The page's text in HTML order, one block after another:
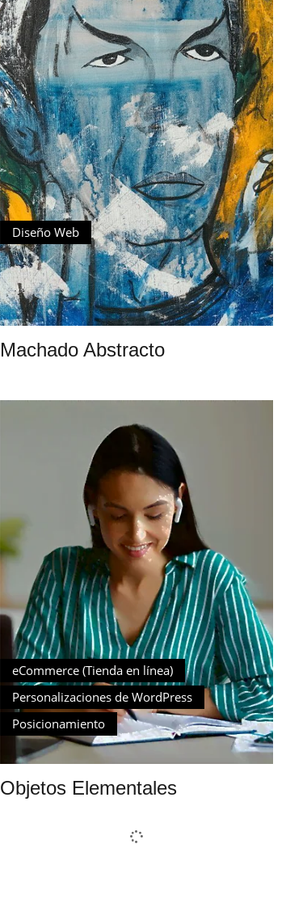
Diseño Web
Machado Abstracto
eCommerce (Tienda en línea)
Personalizaciones de WordPress
Posicionamiento
Objetos Elementales